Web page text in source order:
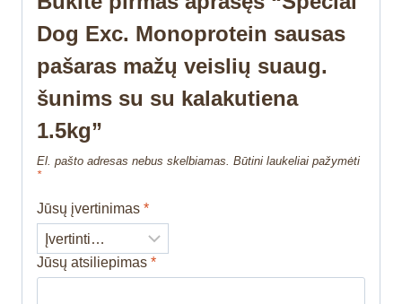
Dog Exc. Monoprotein sausas
pašaras mažų veislių suaug.
šunims su su kalakutiena
1.5kg”
El. pašto adresas nebus skelbiamas. Būtini laukeliai pažymėti
*
Jūsų įvertinimas *
Jūsų atsiliepimas *